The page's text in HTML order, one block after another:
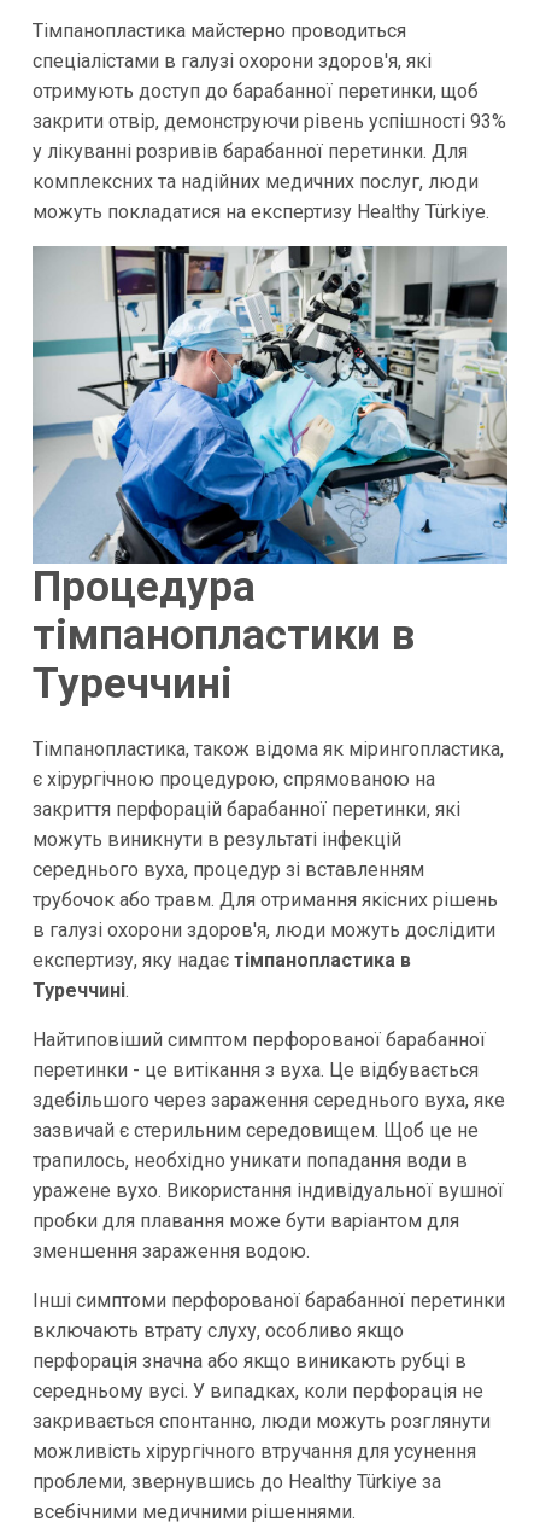
Тімпанопластика майстерно проводиться
спеціалістами в галузі охорони здоров'я, які
отримують доступ до барабанної перетинки, щоб
закрити отвір, демонструючи рівень успішності 93%
у лікуванні розривів барабанної перетинки. Для
комплексних та надійних медичних послуг, люди
можуть покладатися на експертизу Healthy Türkiye.
Процедура
тімпанопластики в
Туреччині
Тімпанопластика, також відома як мірингопластика,
є хірургічною процедурою, спрямованою на
закриття перфорацій барабанної перетинки, які
можуть виникнути в результаті інфекцій
середнього вуха, процедур зі вставленням
трубочок або травм. Для отримання якісних рішень
в галузі охорони здоров'я, люди можуть дослідити
експертизу, яку надає тімпанопластика в
Туреччині.
Найтиповіший симптом перфорованої барабанної
перетинки - це витікання з вуха. Це відбувається
здебільшого через зараження середнього вуха, яке
зазвичай є стерильним середовищем. Щоб це не
трапилось, необхідно уникати попадання води в
уражене вухо. Використання індивідуальної вушної
пробки для плавання може бути варіантом для
зменшення зараження водою.
Інші симптоми перфорованої барабанної перетинки
включають втрату слуху, особливо якщо
перфорація значна або якщо виникають рубці в
середньому вусі. У випадках, коли перфорація не
закривається спонтанно, люди можуть розглянути
можливість хірургічного втручання для усунення
проблеми, звернувшись до Healthy Türkiye за
всебічними медичними рішеннями.